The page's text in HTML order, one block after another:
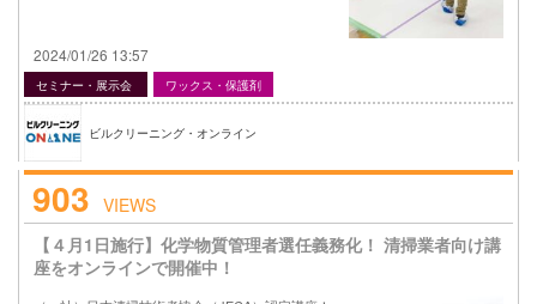
2024/01/26 13:57
セミナー・展示会 ワックス・保護剤
ビルクリーニング・オンライン
903 VIEWS
【４月1日施行】化学物質管理者選任義務化！ 清掃業者向け講
座をオンラインで開催中！